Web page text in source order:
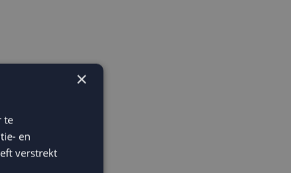
de
×
te
en
verstrekt